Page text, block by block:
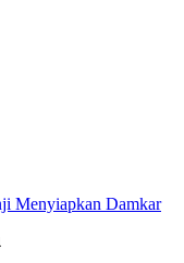
Menyiapkan Damkar